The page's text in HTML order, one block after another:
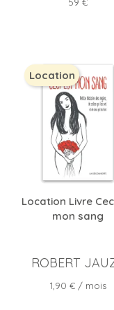
Location Livre
mon sang
ROBERT
Prix
1,90 €/ mois
Location